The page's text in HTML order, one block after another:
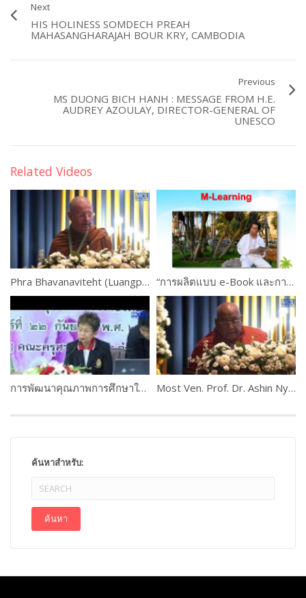
Next
HIS HOLINESS SOMDECH PREAH
MAHASANGHARAJAH BOUR KRY, CAMBODIA
Previous
MS DUONG BICH HANH : MESSAGE FROM H.E.
AUDREY AZOULAY, DIRECTOR-GENERAL OF
UNESCO
Related Videos
Phra Bhavanaviteht (Luangpor Khammadhammo) “การผลิตแบบ e-Book และการใช้งานระบบ M-Learning ” ดร.เกษม แสงนนท์ และคณะ PART #2
การพัฒนาคุณภาพการศึกษาในสถาบันศึกษา : ครูกับการประกันคุณภาพการศึกษา โดย ดร.นิทรา ฉิ่นไพศาล Most Ven. Prof. Dr. Ashin Nyannissara, Myanmar
ค้นหาสำหรับ: